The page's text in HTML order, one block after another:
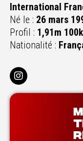
International
Né le : 26 mars
Profil : 1,91m
Nationalité :